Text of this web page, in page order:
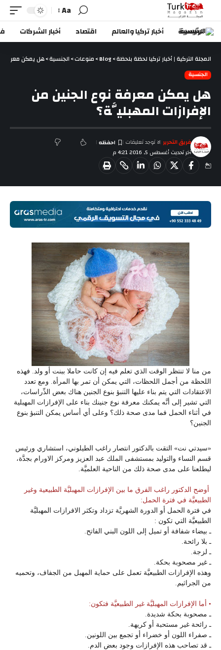
Aa
الرئيسية أخبار تركيا والعالم اقتصاد أخبار الشركات
المجلة التركية | أخبار تركيا لحظة بلحظة>
Blog
>منوعات>الجنسية>هل يمكن معرفة
الجنسية
هل يمكن معرفة نوع الجنين من
الإفرازات المهبليَّة؟
آخر تحديث أغسطس 5, 2016 4:21 م
فريق التحرير لا توجد تعليقات
من منا لا تنتظر الوقت الذي تعلم فيه إن كانت حاملا ببنت أو ولد. فهذه
اللحظة من أجمل اللحظات، التي يمكن أن تمر بها المرأة. ومع تعدد
الاعتقادات التي يتم بناء عليها التنبؤ بنوع الجنين هناك بعض الدِّراسات،
التي تشير إلى أنَّه يمكنك معرفة نوع جنينك بناء على الإفرازات المهبلية
في أثناء الحمل فما مدى صحة ذلك؟ وعلى أي أساس يمكن التنبؤ بنوع
الجنين؟
«سيدتي نت» التقت بالدكتور انتصار راغب الطيلوني، استشاري ورئيس
قسم النساء والتوليد بمستشفى الملك عبد العزيز ومركز الاورام بجدَّة،
ليطلعنا على مدى صحة ذلك من الناحية العلميَّة.
أوضح الدكتور راغب الفرق ما بين الإفرازات المهبليَّة الطبيعية وغير
الطبيعيَّة في فترة الحمل:
في فترة الحمل أو الدورة الشهريَّة تزداد وتكثر الافرازات المهبليَّة
الطبيعيَّة التي تكون :
ـ بيضاء شفافة أو تميل إلى اللون البني الفاتح.
ـ بلا رائحة.
ـ لزجة.
ـ غير مصحوبة بحكة.
وهذه الإفرازات الطبيعيَّة تعمل على حماية المهبل من الجفاف، وتحميه
من الجراثيم.
• أما الإفرازات المهبليَّة غير الطبيعيَّة فتكون:
ـ مصحوبة بحكة شديدة.
ـ رائحة غير مستحبة أو كريهة.
ـ صفراء اللون أو خضراء أو تجمع بين اللونين.
ـ قد تصاحب هذه الإفرازات وجود بعض الدم.